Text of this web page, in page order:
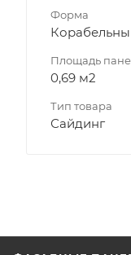
Форма
Площадь
0,69 м2
Тип товара
Сайдинг